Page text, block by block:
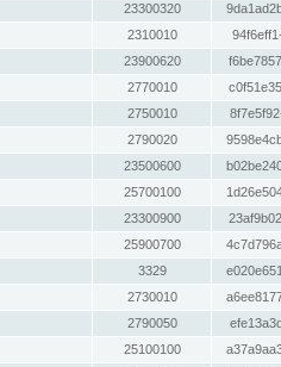
23300320
2310010
23900620
2770010
2750010
2790020
23500600
25700100
23300900
25900700
3329
2730010
2790050
25100100